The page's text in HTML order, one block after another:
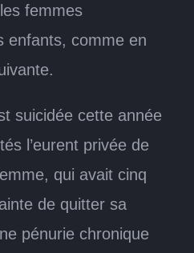
femmes
enfants, comme en
suicidée cette année
l’eurent privée de
qui avait cinq
de quitter sa
pénurie chronique